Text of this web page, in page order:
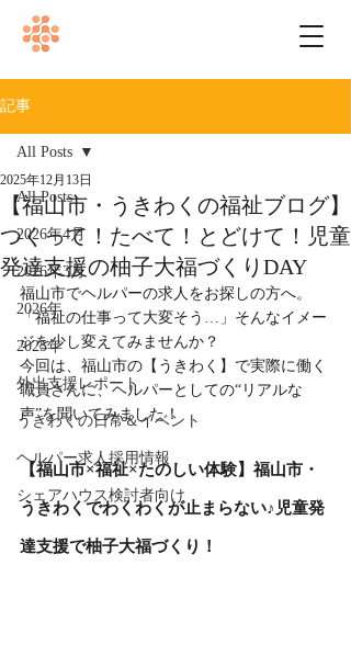
記事
All Posts
2026年4月
2026年3月
2026年
2025年
外出支援レポート
うきわくの日常＆イベント
ヘルパー求人採用情報
シェアハウス検討者向け
All Posts
【福山市・うきわくの福祉ブログ】
つくって！たべて！とどけて！児童
発達支援の柚子大福づくりDAY
2025年12月13日
福山市でヘルパーの求人をお探しの方へ。
「福祉の仕事って大変そう…」そんなイメー
ジを少し変えてみませんか？
今回は、福山市の【うきわく】で実際に働く
職員さんに、ヘルパーとしての“リアルな
声”を聞いてみました！
【福山市×福祉×たのしい体験】福山市・
うきわくでわくわくが止まらない♪児童発
達支援で柚子大福づくり！